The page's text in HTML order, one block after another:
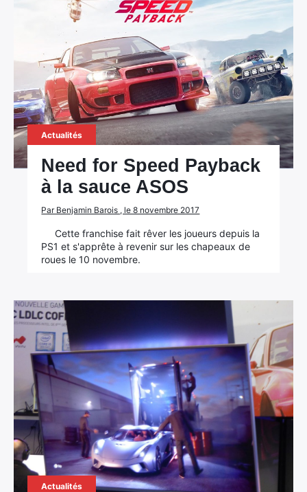
Actualités
Need for Speed Payback
à la sauce ASOS
Par Benjamin Barois , le 8 novembre 2017
Cette franchise fait rêver les joueurs depuis la
PS1 et s'apprête à revenir sur les chapeaux de
roues le 10 novembre.
Actualités